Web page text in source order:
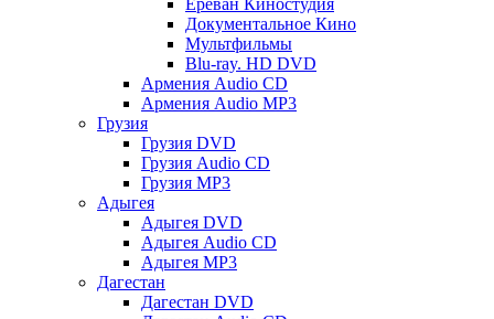
Ереван Киностудия
Документальное Кино
Мультфильмы
Blu-ray. HD DVD
Армения Audio CD
Армения Audio MP3
Грузия
Грузия DVD
Грузия Audio CD
Грузия MP3
Адыгея
Адыгея DVD
Адыгея Audio CD
Адыгея MP3
Дагестан
Дагестан DVD